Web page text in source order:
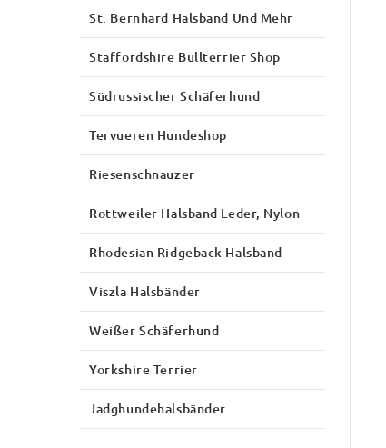
St. Bernhard Halsband Und Mehr
Staffordshire Bullterrier Shop
Südrussischer Schäferhund
Tervueren Hundeshop
Riesenschnauzer
Rottweiler Halsband Leder, Nylon
Rhodesian Ridgeback Halsband
Viszla Halsbänder
Weißer Schäferhund
Yorkshire Terrier
Jadghundehalsbänder